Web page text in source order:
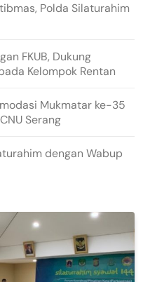
Polda Silaturahim
FKUB, Dukung
Kelompok Rentan
Mukmatar ke-35
Serang
dengan Wabup